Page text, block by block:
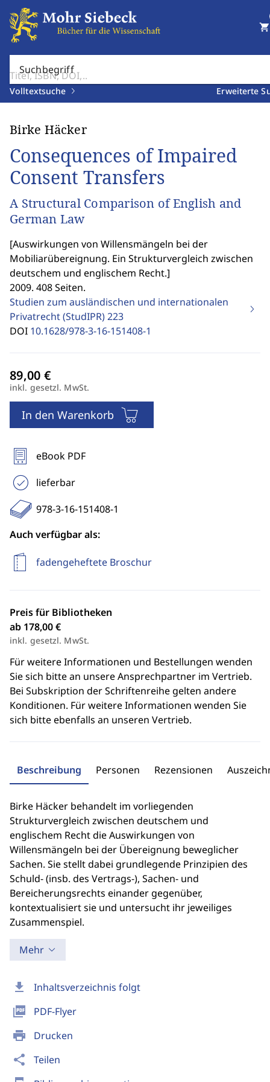
Suchbegriff
Volltextsuche Erweiterte
shopping_cart
download Inhaltsverzeichnis folgt
picture_as_pdf PDF-Flyer
print Drucken
share Teilen
Birke Häcker
Consequences of Impaired
Consent Transfers
A Structural Comparison of English and
German Law
[Auswirkungen von Willensmängeln bei der
Mobiliarübereignung. Ein Strukturvergleich zwischen
deutschem und englischem Recht.]
2009. 408 Seiten.
Studien zum ausländischen und internationalen
Privatrecht (StudIPR)223
DOI 10.1628/978-3-16-151408-1
inkl. gesetzl. MwSt.
In den Warenkorb
eBook PDF
lieferbar
978-3-16-151408-1
Auch verfügbar als:
fadengeheftete Broschur
Preis für Bibliotheken
ab 178,00 €
inkl. gesetzl. MwSt.
Für weitere Informationen und Bestellungen wenden
Sie sich bitte an unsere Ansprechpartner im Vertrieb.
Bei Subskription der Schriftenreihe gelten andere
Konditionen. Für weitere Informationen wenden Sie
sich bitte ebenfalls an unseren Vertrieb.
Beschreibung Personen Rezensionen
Birke Häcker behandelt im vorliegenden
Strukturvergleich zwischen deutschem und
englischem Recht die Auswirkungen von
Willensmängeln bei der Übereignung beweglicher
Sachen. Sie stellt dabei grundlegende Prinzipien des
Schuld- (insb. des Vertrags-), Sachen- und
Bereicherungsrechts einander gegenüber,
kontextualisiert sie und untersucht ihr jeweiliges
Zusammenspiel.
Mehr